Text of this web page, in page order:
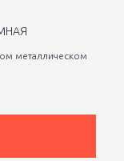
металлическом